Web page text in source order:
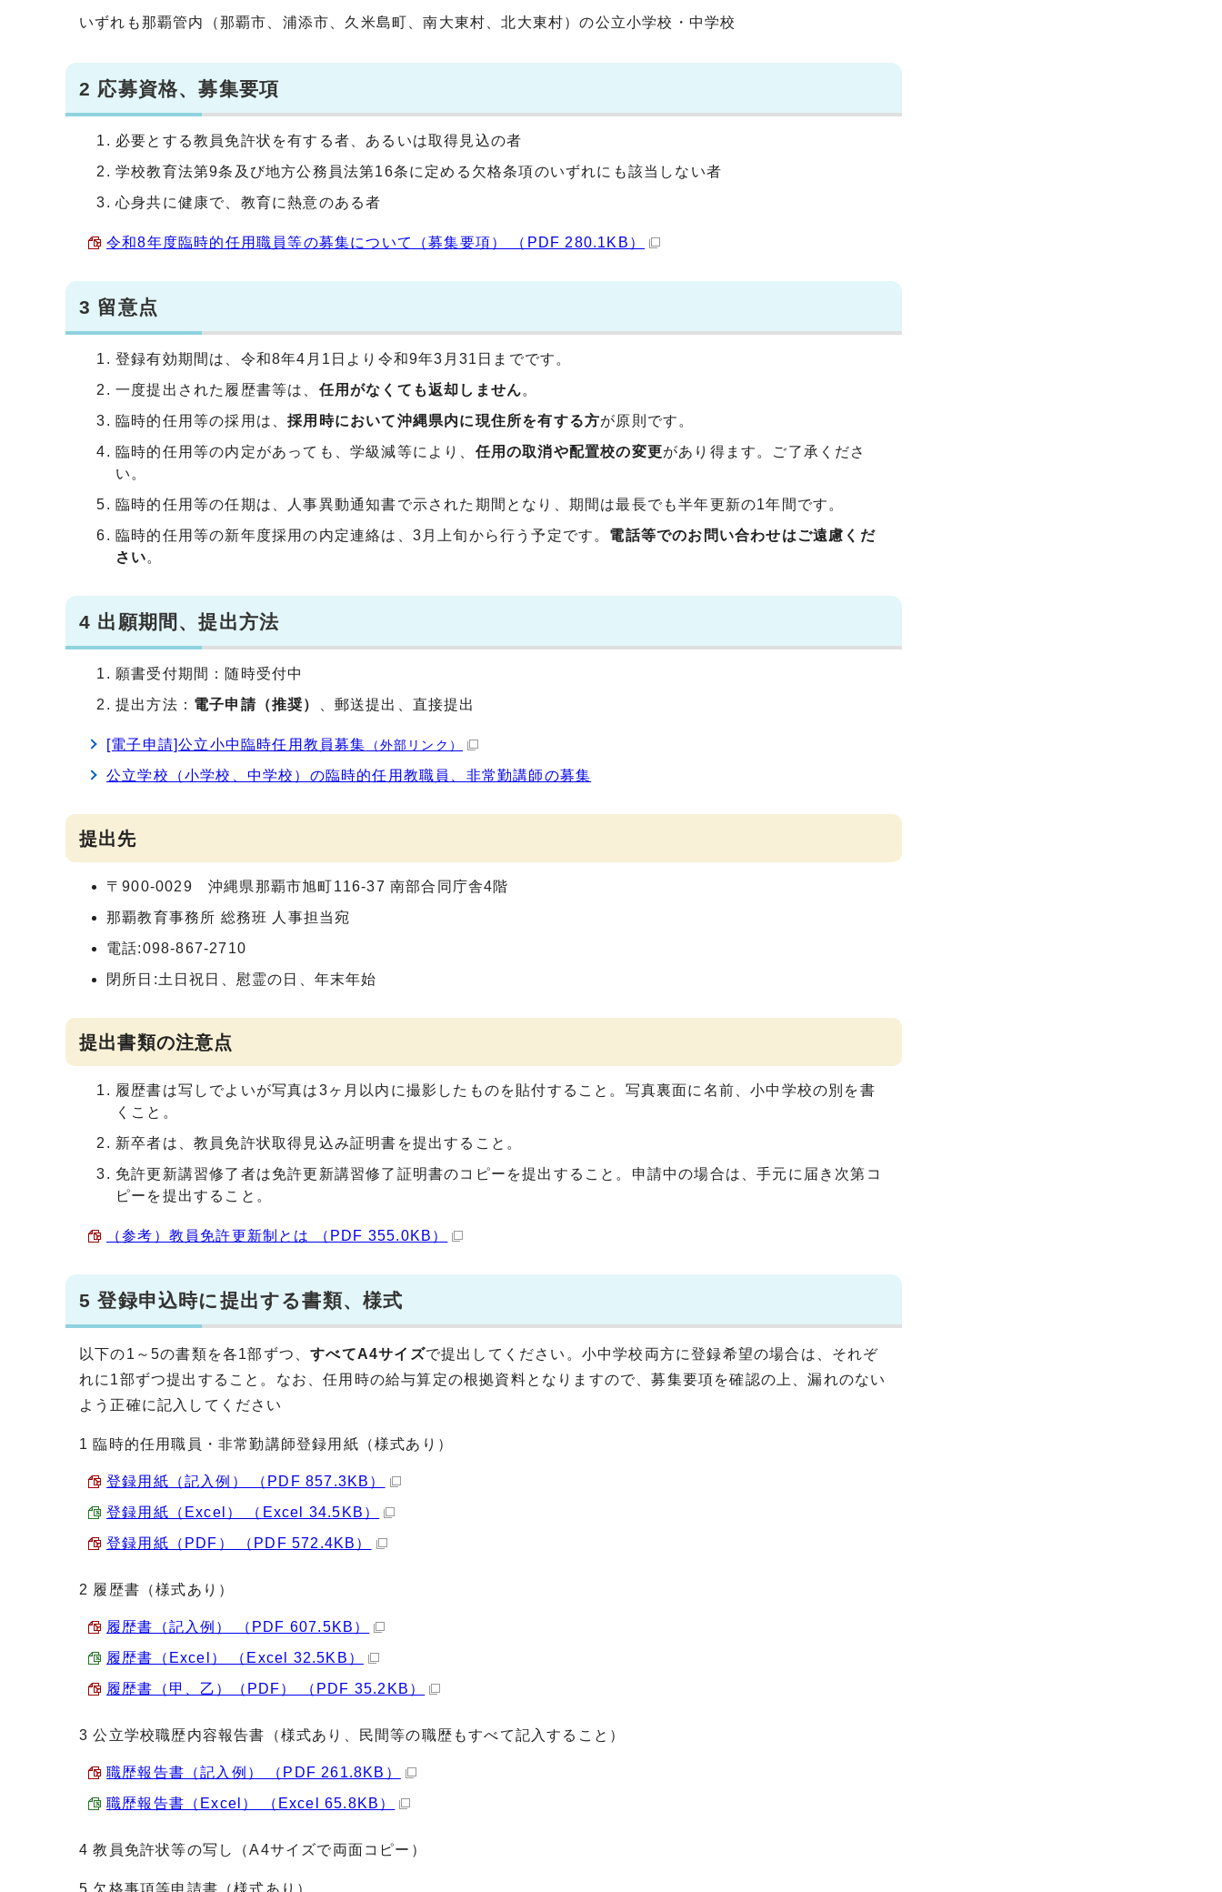
いずれも那覇管内（那覇市、浦添市、久米島町、南大東村、北大東村）の公立小学校・中学校
2 応募資格、募集要項
必要とする教員免許状を有する者、あるいは取得見込の者
学校教育法第9条及び地方公務員法第16条に定める欠格条項のいずれにも該当しない者
心身共に健康で、教育に熱意のある者
令和8年度臨時的任用職員等の募集について（募集要項） （PDF 280.1KB）
3 留意点
登録有効期間は、令和8年4月1日より令和9年3月31日までです。
一度提出された履歴書等は、 任用がなくても返却しません。
臨時的任用等の採用は、採用時において沖縄県内に現住所を有する方が原則です。
臨時的任用等の内定があっても、学級減等により、 任用の取消や配置校の変更があり得ます。ご了承くださ
い。
臨時的任用等の任期は、人事異動通知書で示された期間となり、期間は最長でも半年更新の1年間です。
臨時的任用等の新年度採用の内定連絡は、3月上旬から行う予定です。 電話等でのお問い合わせはご遠慮くだ
さい。
4 出願期間、提出方法
願書受付期間：随時受付中
提出方法： 電子申請（推奨） 、郵送提出、直接提出
[電子申請]公立小中臨時任用教員募集 （外部リンク）
公立学校（小学校、中学校）の臨時的任用教職員、非常勤講師の募集
提出先
〒900-0029 沖縄県那覇市旭町116-37 南部合同庁舎4階
那覇教育事務所 総務班 人事担当宛
電話:098-867-2710
閉所日:土日祝日、慰霊の日、年末年始
提出書類の注意点
履歴書は写しでよいが写真は3ヶ月以内に撮影したものを貼付すること。写真裏面に名前、小中学校の別を書
くこと。
新卒者は、教員免許状取得見込み証明書を提出すること。
免許更新講習修了者は免許更新講習修了証明書のコピーを提出すること。申請中の場合は、手元に届き次第コ
ピーを提出すること。
（参考）教員免許更新制とは （PDF 355.0KB）
5 登録申込時に提出する書類、様式
以下の1～5の書類を各1部ずつ、すべてA4サイズで提出してください。小中学校両方に登録希望の場合は、それぞ
れに1部ずつ提出すること。なお、任用時の給与算定の根拠資料となりますので、募集要項を確認の上、漏れのない
よう正確に記入してください
1 臨時的任用職員・非常勤講師登録用紙（様式あり）
登録用紙（記入例） （PDF 857.3KB）
登録用紙（Excel） （Excel 34.5KB）
登録用紙（PDF） （PDF 572.4KB）
2 履歴書（様式あり）
履歴書（記入例） （PDF 607.5KB）
履歴書（Excel） （Excel 32.5KB）
履歴書（甲、乙）（PDF） （PDF 35.2KB）
3 公立学校職歴内容報告書（様式あり、民間等の職歴もすべて記入すること）
職歴報告書（記入例） （PDF 261.8KB）
職歴報告書（Excel） （Excel 65.8KB）
4 教員免許状等の写し（A4サイズで両面コピー）
5 欠格事項等申請書（様式あり）